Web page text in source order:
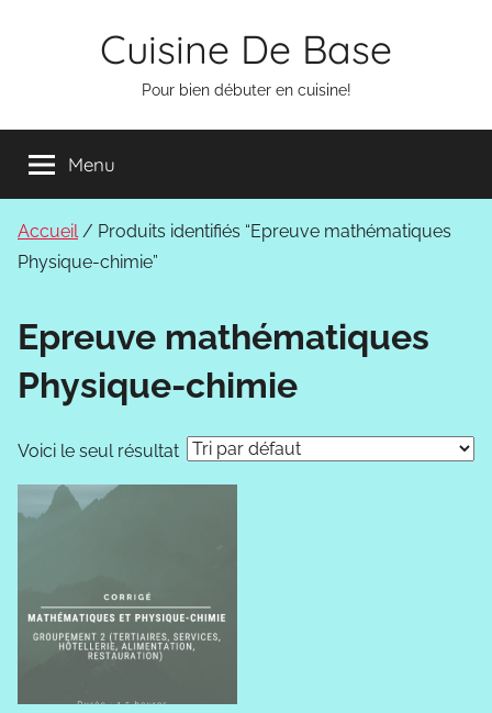
Cuisine De Base
Pour bien débuter en cuisine!
Menu
Accueil/ Produits identifiés “Epreuve mathématiques
Physique-chimie”
Epreuve mathématiques
Physique-chimie
Voici le seul résultat